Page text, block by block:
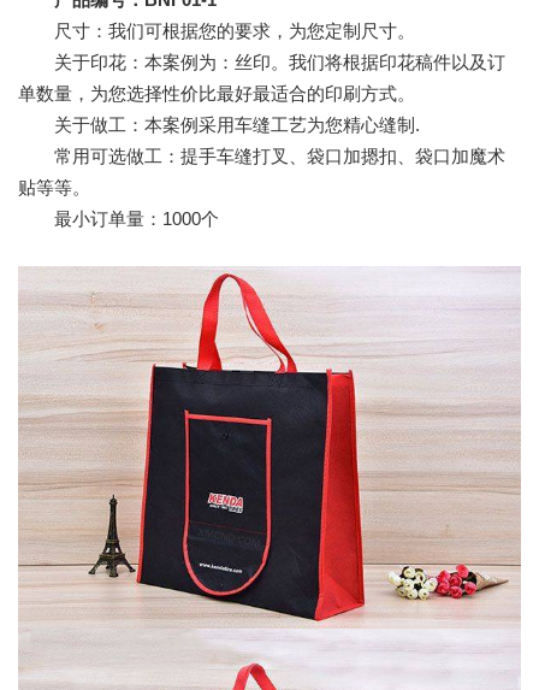
尺寸：我们可根据您的要求，为您定制尺寸。
关于印花：本案例为：丝印。我们将根据印花稿件以及订
单数量，为您选择性价比最好最适合的印刷方式。
关于做工：本案例采用车缝工艺为您精心缝制.
常用可选做工：提手车缝打叉、袋口加摁扣、袋口加魔术
贴等等。
最小订单量：1000个